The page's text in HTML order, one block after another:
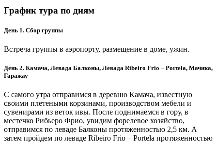
График тура по дням
День 1. Сбор группы
Встреча группы в аэропорту, размещение в доме, ужин.
День 2. Камача, Левада Балконы, Левада Ribeiro Frio – Portela, Мачика,
Гаражау
С самого утра отправимся в деревню Камача, известную
своими плетеными корзинами, производством мебели и
сувенирами из веток ивы. После поднимаемся в гору, в
местечко Рибьеро Фрио, увидим форелевое хозяйство,
отправимся по леваде Балконы протяженностью 2,5 км. А
затем пройдем по леваде Ribeiro Frio – Portela протяженностью